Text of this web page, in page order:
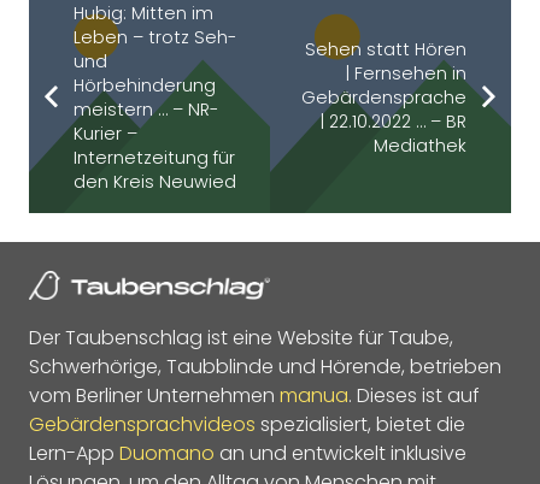
Hubig: Mitten im
Leben – trotz Seh-
und
Hörbehinderung
meistern … – NR-
Kurier –
Internetzeitung für
den Kreis Neuwied
Sehen statt Hören
| Fernsehen in
Gebärdensprache
| 22.10.2022 … – BR
Mediathek
Der Taubenschlag ist eine Website für Taube,
Schwerhörige, Taubblinde und Hörende, betrieben
vom Berliner Unternehmen manua. Dieses ist auf
Gebärdensprachvideos spezialisiert, bietet die
Lern-App Duomano an und entwickelt inklusive